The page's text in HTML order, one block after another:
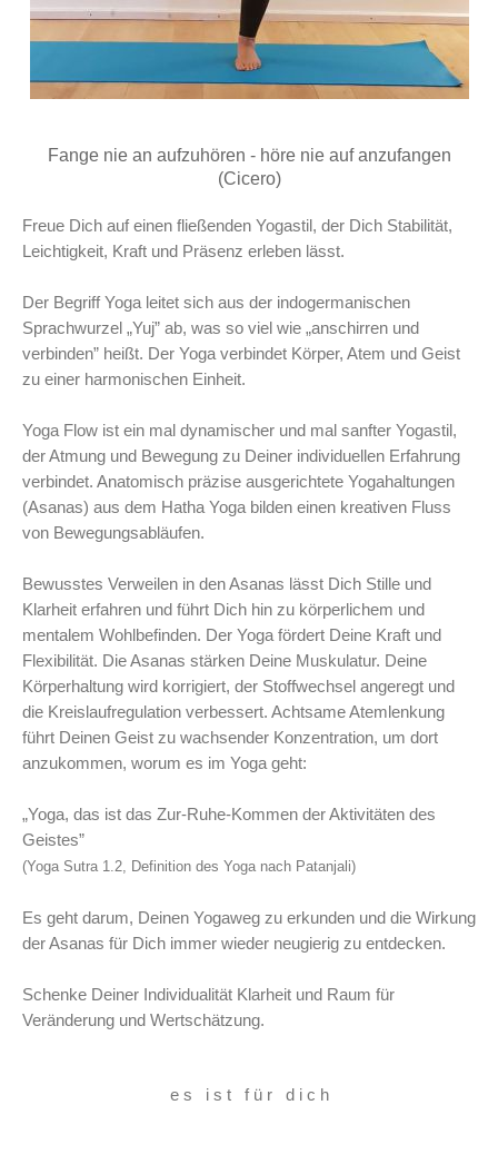
Fange nie an aufzuhören - höre nie auf anzufangen
(Cicero)
Freue Dich auf einen fließenden Yogastil, der Dich Stabilität,
Leichtigkeit, Kraft und Präsenz erleben lässt.
Der Begriff Yoga leitet sich aus der indogermanischen
Sprachwurzel „Yuj” ab, was so viel wie „anschirren und
verbinden” heißt. Der Yoga verbindet Körper, Atem und Geist
zu einer harmonischen Einheit.
Yoga Flow ist ein mal dynamischer und mal sanfter Yogastil,
der Atmung und Bewegung zu Deiner individuellen Erfahrung
verbindet. Anatomisch präzise ausgerichtete Yogahaltungen
(Asanas) aus dem Hatha Yoga bilden einen kreativen Fluss
von Bewegungsabläufen.
Bewusstes Verweilen in den Asanas lässt Dich Stille und
Klarheit erfahren und führt Dich hin zu körperlichem und
mentalem Wohlbefinden. Der Yoga fördert Deine Kraft und
Flexibilität. Die Asanas stärken Deine Muskulatur. Deine
Körperhaltung wird korrigiert, der Stoffwechsel angeregt und
die Kreislaufregulation verbessert. Achtsame Atemlenkung
führt Deinen Geist zu wachsender Konzentration, um dort
anzukommen, worum es im Yoga geht:
„Yoga, das ist das Zur-Ruhe-Kommen der Aktivitäten des
Geistes”
(Yoga Sutra 1.2, Definition des Yoga nach Patanjali)
Es geht darum, Deinen Yogaweg zu erkunden und die Wirkung
der Asanas für Dich immer wieder neugierig zu entdecken.
Schenke Deiner Individualität Klarheit und Raum für
Veränderung und Wertschätzung.
e s i s t f ü r d i c h